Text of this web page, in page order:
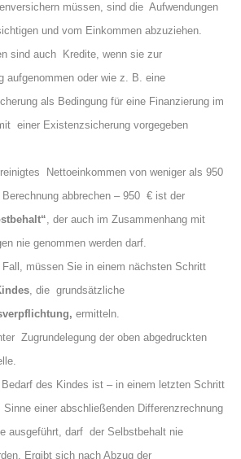
müssen, sind die Aufwendungen
und vom Einkommen abzuziehen.
sind auch Kredite, wenn sie zur
aufgenommen oder wie z. B. eine
als Bedingung für eine Finanzierung im
einer Existenzsicherung vorgegeben
Nettoeinkommen von weniger als 950
abbrechen – 950 € ist der
, der auch im Zusammenhang mit
nie genommen werden darf.
müssen Sie in einem nächsten Schritt
, die grundsätzliche
ermitteln.
Zugrundelegung der oben abgedruckten
des Kindes ist – in einem letzten Schritt
einer abschließenden Differenzrechnung
ausgeführt, darf der Selbstbehalt nie
Ergibt sich nach Abzug der